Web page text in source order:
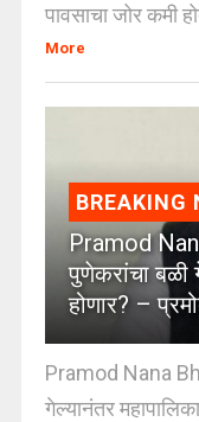
पावसाचा जोर कमी
More
BREAKING
Pramod
पुणेकरांचा बळी
होणार? –
Pramod Nana
गेल्यानंतर